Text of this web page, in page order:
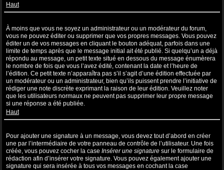
Haut
À moins que vous ne soyez un administrateur ou un modérateur du forum,
vous ne pouvez éditer ou supprimer que vos propres messages. Vous pouvez
éditer un de vos messages en cliquant le bouton adéquat, parfois dans une
limite de temps après que le message initial ait été publié. Si quelqu’un a déjà
répondu au message, un petit texte situé en dessous du message énumèrera
le nombre de fois que vous l’avez édité, contenant la date et l’heure de
l’édition. Ce petit texte n’apparaîtra pas s’il s’agit d’une édition effectuée par
un modérateur ou un administrateur, bien qu’ils puissent prendre l’initiative de
rédiger une note discrète exprimant la raison de leur édition. Veuillez noter
que les utilisateurs normaux ne peuvent pas supprimer leur propre message
si une réponse a été publiée.
Haut
Pour ajouter une signature à un message, vous devez tout d’abord en créer
une par l’intermédiaire de votre panneau de contrôle de l’utilisateur. Une fois
créée, vous pouvez cocher la case Insérer une signature sur le formulaire de
rédaction afin d’insérer votre signature. Vous pouvez également ajouter une
signature qui sera insérée à tous vos messages en cochant la case